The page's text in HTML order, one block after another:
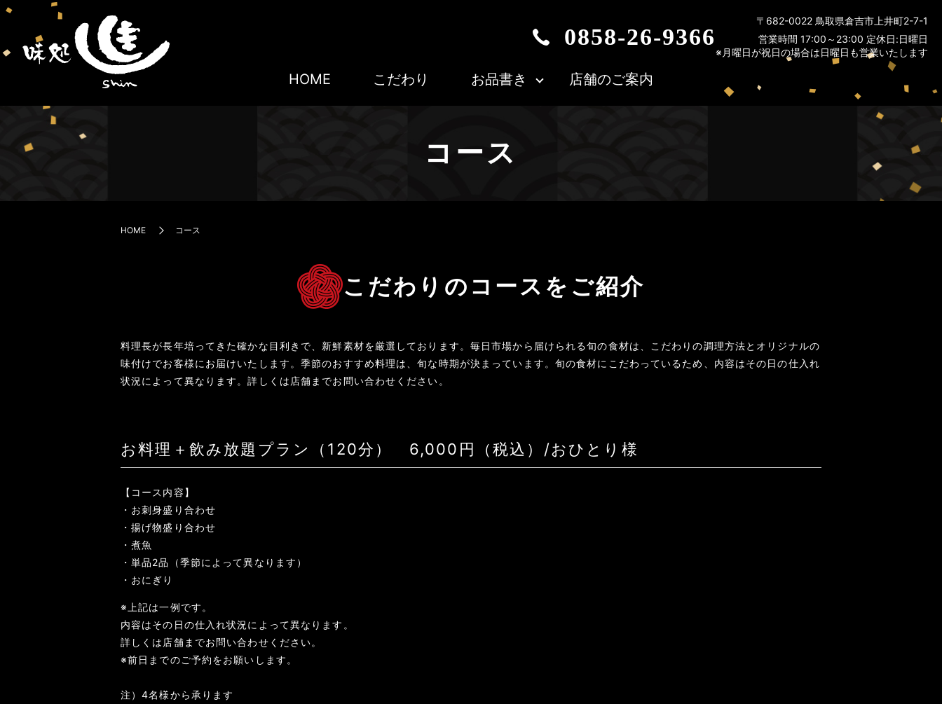
HOME こだわり お品書き 店舗のご案内
0858-26-9366
〒682-0022 鳥取県倉吉市上井町2-7-1
営業時間 17:00～23:00 定休日:日曜日
※月曜日が祝日の場合は日曜日も営業いたします
コース
HOME コース
こだわりのコースをご紹介
料理長が長年培ってきた確かな目利きで、新鮮素材を厳選しております。毎日市場から届けられる旬の食材は、こだわりの調理方法とオリジナルの
味付けでお客様にお届けいたします。季節のおすすめ料理は、旬な時期が決まっています。旬の食材にこだわっているため、内容はその日の仕入れ
状況によって異なります。詳しくは店舗までお問い合わせください。
お料理＋飲み放題プラン（120分） 6,000円（税込）/おひとり様
【コース内容】
・お刺身盛り合わせ
・揚げ物盛り合わせ
・煮魚
・単品2品（季節によって異なります）
・おにぎり
※上記は一例です。
内容はその日の仕入れ状況によって異なります。
詳しくは店舗までお問い合わせください。
※前日までのご予約をお願いします。
注）4名様から承ります